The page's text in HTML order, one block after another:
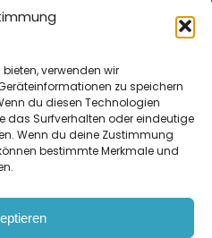
verwenden wir
zu speichern
du diesen Technologien
das Surfverhalten oder eindeutige
Wenn du deine Zustimmung
bestimmte Merkmale und
von
GmbH
12
| Österreich